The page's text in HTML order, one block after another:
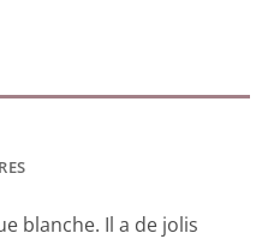
blanche. Il a de jolis